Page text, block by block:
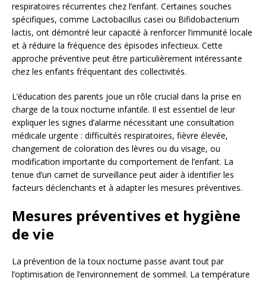
respiratoires récurrentes chez l’enfant. Certaines souches
spécifiques, comme Lactobacillus casei ou Bifidobacterium
lactis, ont démontré leur capacité à renforcer l’immunité locale
et à réduire la fréquence des épisodes infectieux. Cette
approche préventive peut être particulièrement intéressante
chez les enfants fréquentant des collectivités.
L’éducation des parents joue un rôle crucial dans la prise en
charge de la toux nocturne infantile. Il est essentiel de leur
expliquer les signes d’alarme nécessitant une consultation
médicale urgente : difficultés respiratoires, fièvre élevée,
changement de coloration des lèvres ou du visage, ou
modification importante du comportement de l’enfant. La
tenue d’un carnet de surveillance peut aider à identifier les
facteurs déclenchants et à adapter les mesures préventives.
Mesures préventives et hygiène
de vie
La prévention de la toux nocturne passe avant tout par
l’optimisation de l’environnement de sommeil. La température